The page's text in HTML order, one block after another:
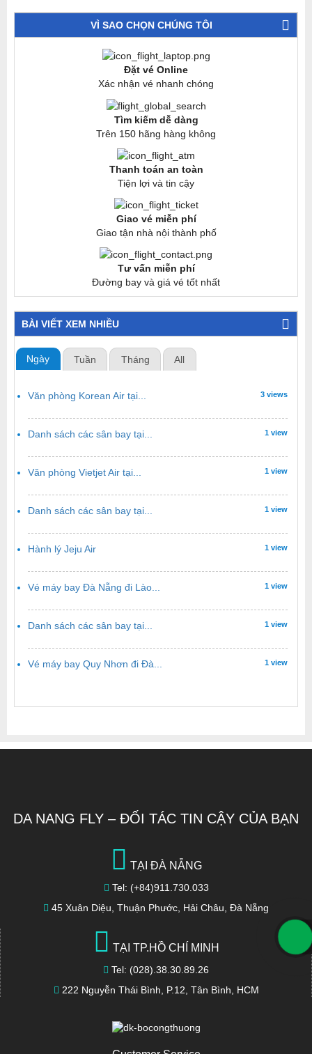
VÌ SAO CHỌN CHÚNG TÔI
Đặt vé Online
Xác nhận vé nhanh chóng
Tìm kiếm dễ dàng
Trên 150 hãng hàng không
Thanh toán an toàn
Tiện lợi và tin cậy
Giao vé miễn phí
Giao tận nhà nội thành phố
Tư vấn miễn phí
Đường bay và giá vé tốt nhất
BÀI VIẾT XEM NHIỀU
Ngày Tuần Tháng All
Văn phòng Korean Air tại... 3 views
Danh sách các sân bay tại... 1 view
Văn phòng Vietjet Air tại... 1 view
Danh sách các sân bay tại... 1 view
Hành lý Jeju Air 1 view
Vé máy bay Đà Nẵng đi Lào... 1 view
Danh sách các sân bay tại... 1 view
Vé máy bay Quy Nhơn đi Đà... 1 view
DA NANG FLY – ĐỐI TÁC TIN CẬY CỦA BẠN
TẠI ĐÀ NẴNG
Tel: (+84)911.730.033
45 Xuân Diệu, Thuận Phước, Hải Châu, Đà Nẵng
TẠI TP.HỒ CHÍ MINH
Tel: (028).38.30.89.26
222 Nguyễn Thái Bình, P.12, Tân Bình, HCM